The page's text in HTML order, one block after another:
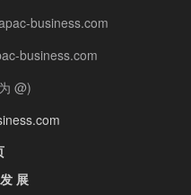
business.com
business.com
@)
展